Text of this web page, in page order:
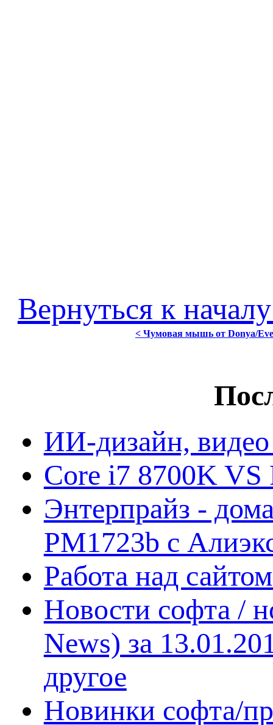
Вернуться к
< Чумовая мышь от Donya/
ИИ-дизайн,
Core i7 8700K VS
Энтерпрайз -
PM1723b с
Работа над
Новости софта /
News) за
другое
Новинки софта/